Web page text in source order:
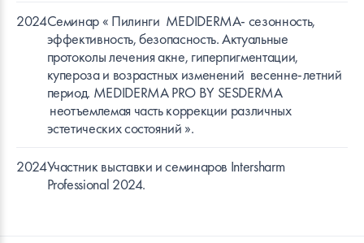
2024Семинар « Пилинги MEDIDERMA- сезонность,
эффективность, безопасность. Актуальные
протоколы лечения акне, гиперпигментации,
купероза и возрастных изменений весенне-летний
период. MEDIDERMA PRO BY SESDERMA
неотъемлемая часть коррекции различных
эстетических состояний ».
2024Участник выставки и семинаров Intersharm
Professional 2024.